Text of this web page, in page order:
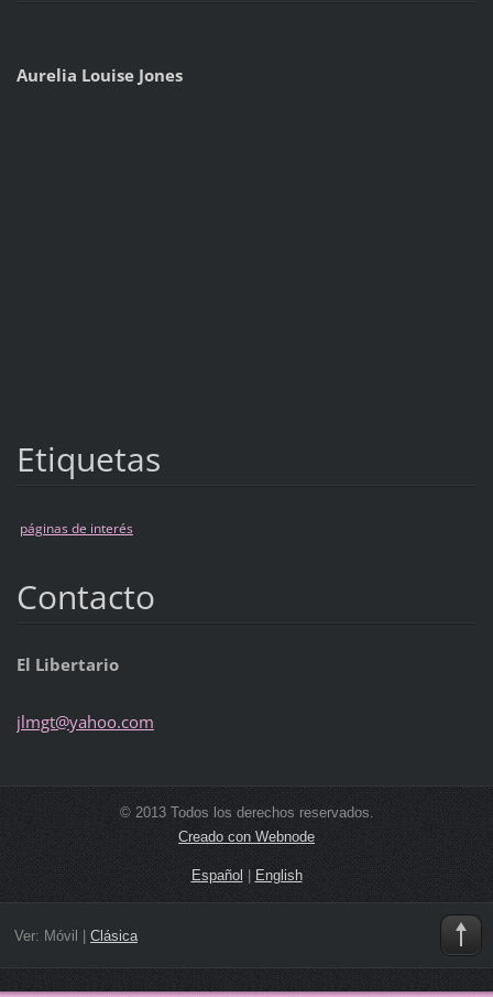
Aurelia Louise Jones
Etiquetas
páginas de interés
Contacto
El Libertario
jlmgt@yahoo.com
© 2013 Todos los derechos reservados.
Creado con Webnode
Español | English
Ver: Móvil Clásica